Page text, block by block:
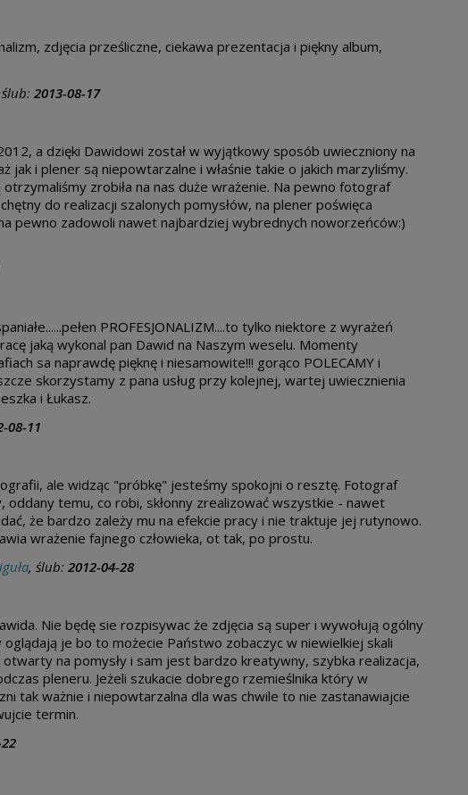
zdjęcia prześliczne, ciekawa prezentacja i piękny album,
2013-08-17
a dzięki Dawidowi został w wyjątkowy sposób uwieczniony na
jak i plener są niepowtarzalne i właśnie takie o jakich marzyliśmy.
zrobiła na nas duże wrażenie. Na pewno fotograf
do realizacji szalonych pomysłów, na plener poświęca
pewno zadowoli nawet najbardziej wybrednych noworzeńców:)
PROFESJONALIZM....to tylko niektore z wyrażeń
jaką wykonal pan Dawid na Naszym weselu. Momenty
sa naprawdę pięknę i niesamowite!!! gorąco POLECAMY i
skorzystamy z pana usług przy kolejnej, wartej uwiecznienia
i Łukasz.
08-11
ale widząc "próbkę" jesteśmy spokojni o resztę. Fotograf
oddany temu, co robi, skłonny zrealizować wszystkie - nawet
że bardzo zależy mu na efekcie pracy i nie traktuje jej rutynowo.
wrażenie fajnego człowieka, ot tak, po prostu.
, ślub: 2012-04-28
Nie będę sie rozpisywac że zdjęcia są super i wywołują ogólny
je bo to możecie Państwo zobaczyc w niewielkiej skali
otwarty na pomysły i sam jest bardzo kreatywny, szybka realizacja,
pleneru. Jeżeli szukacie dobrego rzemieślnika który w
tak ważnie i niepowtarzalna dla was chwile to nie zastanawiajcie
termin.